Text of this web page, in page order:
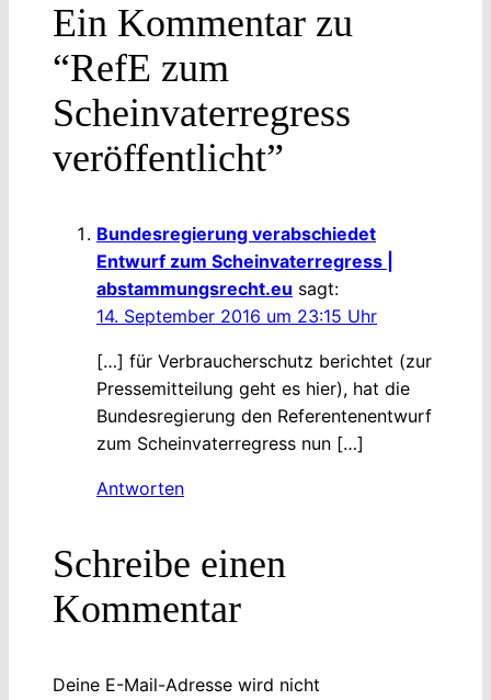
Ein Kommentar zu
“RefE zum
Scheinvaterregress
veröffentlicht”
Bundesregierung verabschiedet
Entwurf zum Scheinvaterregress |
abstammungsrecht.eu sagt:
14. September 2016 um 23:15 Uhr
[…] für Verbraucherschutz berichtet (zur
Pressemitteilung geht es hier), hat die
Bundesregierung den Referentenentwurf
zum Scheinvaterregress nun […]
Antworten
Schreibe einen
Kommentar
Deine E-Mail-Adresse wird nicht